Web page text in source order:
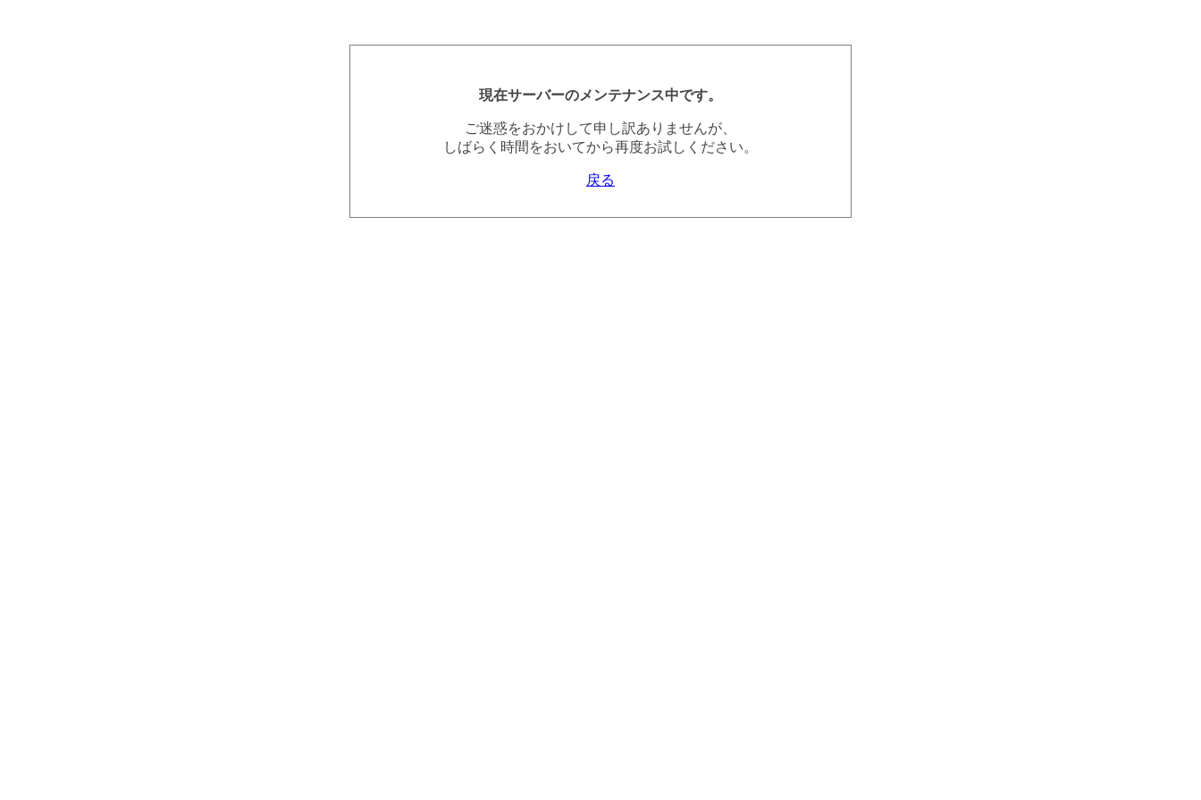
現在サーバーのメンテナンス中です。
ご迷惑をおかけして申し訳ありませんが、
しばらく時間をおいてから再度お試しください。
戻る